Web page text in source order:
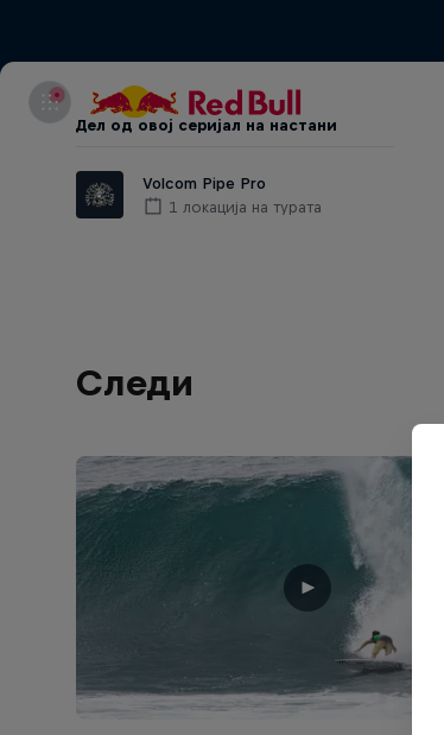
Дел од овој серијал на настани
Volcom Pipe Pro
1 локација на турата
Следи